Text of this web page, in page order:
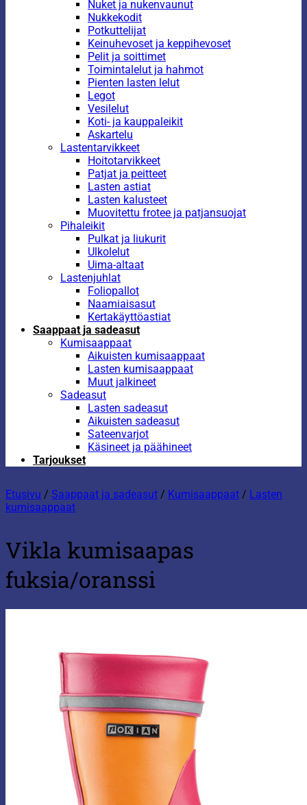
Nuket ja nukenvaunut
Nukkekodit
Potkuttelijat
Keinuhevoset ja keppihevoset
Pelit ja soittimet
Toimintalelut ja hahmot
Pienten lasten lelut
Legot
Vesilelut
Koti- ja kauppaleikit
Askartelu
Lastentarvikkeet
Hoitotarvikkeet
Patjat ja peitteet
Lasten astiat
Lasten kalusteet
Muovitettu frotee ja patjansuojat
Pihaleikit
Pulkat ja liukurit
Ulkolelut
Uima-altaat
Lastenjuhlat
Foliopallot
Naamiaisasut
Kertakäyttöastiat
Saappaat ja sadeasut
Kumisaappaat
Aikuisten kumisaappaat
Lasten kumisaappaat
Muut jalkineet
Sadeasut
Lasten sadeasut
Aikuisten sadeasut
Sateenvarjot
Käsineet ja päähineet
Tarjoukset
Etusivu / Saappaat ja sadeasut / Kumisaappaat / Lasten
kumisaappaat
Vikla kumisaapas
fuksia/oranssi